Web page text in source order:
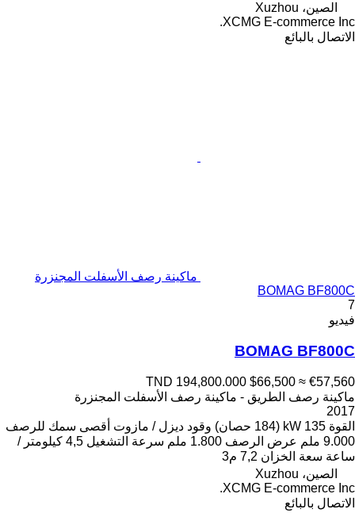
الصين، Xuzhou
XCMG E-commerce Inc.
الاتصال بالبائع
ماكينة رصف الأسفلت المجنزرة
BOMAG BF800C
7
فيديو
BOMAG BF800C
TND 194,800.000 $66,500 ≈ €57,560
ماكينة رصف الطريق - ماكينة رصف الأسفلت المجنزرة
2017
القوة 135 kW (184 حصان) وقود ديزل / مازوت أقصى سمك للرصف
9.000 ملم
عرض الرصف 1.800 ملم سرعة التشغيل
4,5 كيلومتر /
ساعة سعة الخزان 7,2 م3
الصين، Xuzhou
XCMG E-commerce Inc.
الاتصال بالبائع